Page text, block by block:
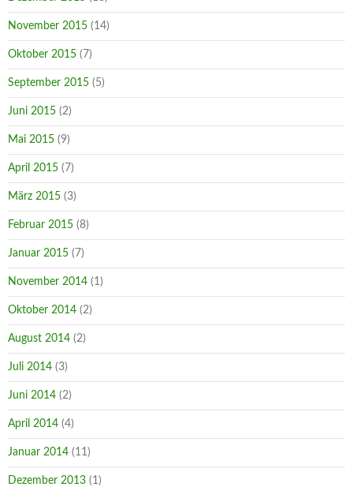
November 2015 (14)
Oktober 2015 (7)
September 2015 (5)
Juni 2015 (2)
Mai 2015 (9)
April 2015 (7)
März 2015 (3)
Februar 2015 (8)
Januar 2015 (7)
November 2014 (1)
Oktober 2014 (2)
August 2014 (2)
Juli 2014 (3)
Juni 2014 (2)
April 2014 (4)
Januar 2014 (11)
Dezember 2013 (1)